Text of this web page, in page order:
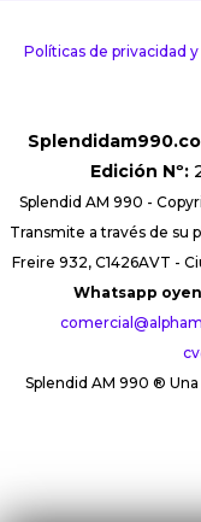
Políticas de privacidad
Edición Nº:
Splendid AM 990 -
Transmite a través de su
Freire 932, C1426AVT -
Whatsapp
Splendid AM 990 ®